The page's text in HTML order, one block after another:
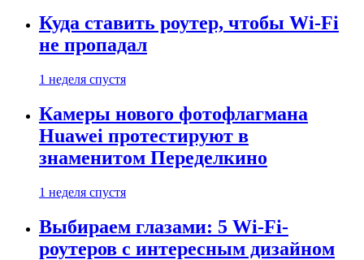
Куда ставить роутер, чтобы Wi-Fi
не пропадал
1 неделя спустя
Камеры нового фотофлагмана
Huawei протестируют в
знаменитом Переделкино
1 неделя спустя
Выбираем глазами: 5 Wi-Fi-
роутеров с интересным дизайном